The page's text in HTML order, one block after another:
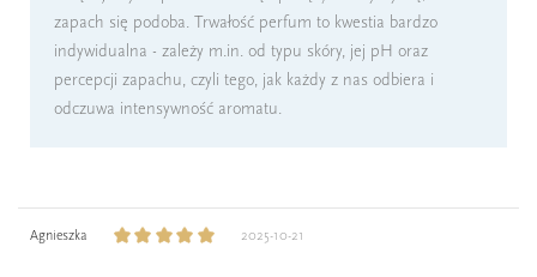
zapach się podoba. Trwałość perfum to kwestia bardzo
indywidualna - zależy m.in. od typu skóry, jej pH oraz
percepcji zapachu, czyli tego, jak każdy z nas odbiera i
odczuwa intensywność aromatu.
Agnieszka 2025-10-21